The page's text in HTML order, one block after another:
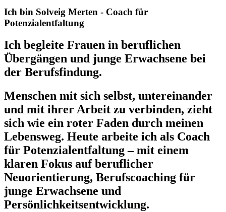
Ich bin Solveig Merten - Coach für
Potenzialentfaltung
Ich begleite Frauen in beruflichen
Übergängen und junge Erwachsene bei
der Berufsfindung.
Menschen mit sich selbst, untereinander
und mit ihrer Arbeit zu verbinden, zieht
sich wie ein roter Faden durch meinen
Lebensweg. Heute arbeite ich als Coach
für Potenzialentfaltung – mit einem
klaren Fokus auf beruflicher
Neuorientierung, Berufscoaching für
junge Erwachsene und
Persönlichkeitsentwicklung.